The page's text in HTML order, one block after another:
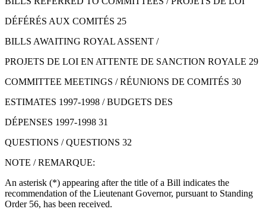
DÉFÉRÉS AUX COMITÉS 25
BILLS AWAITING ROYAL ASSENT /
PROJETS DE LOI EN ATTENTE DE SANCTION ROYALE 29
COMMITTEE MEETINGS / RÉUNIONS DE COMITÉS 30
ESTIMATES 1997-1998 / BUDGETS DES
DÉPENSES 1997-1998 31
QUESTIONS / QUESTIONS 32
NOTE / REMARQUE:
An asterisk (*) appearing after the title of a Bill indicates the
recommendation of the Lieutenant Governor, pursuant to Standing
Order 56, has been received.